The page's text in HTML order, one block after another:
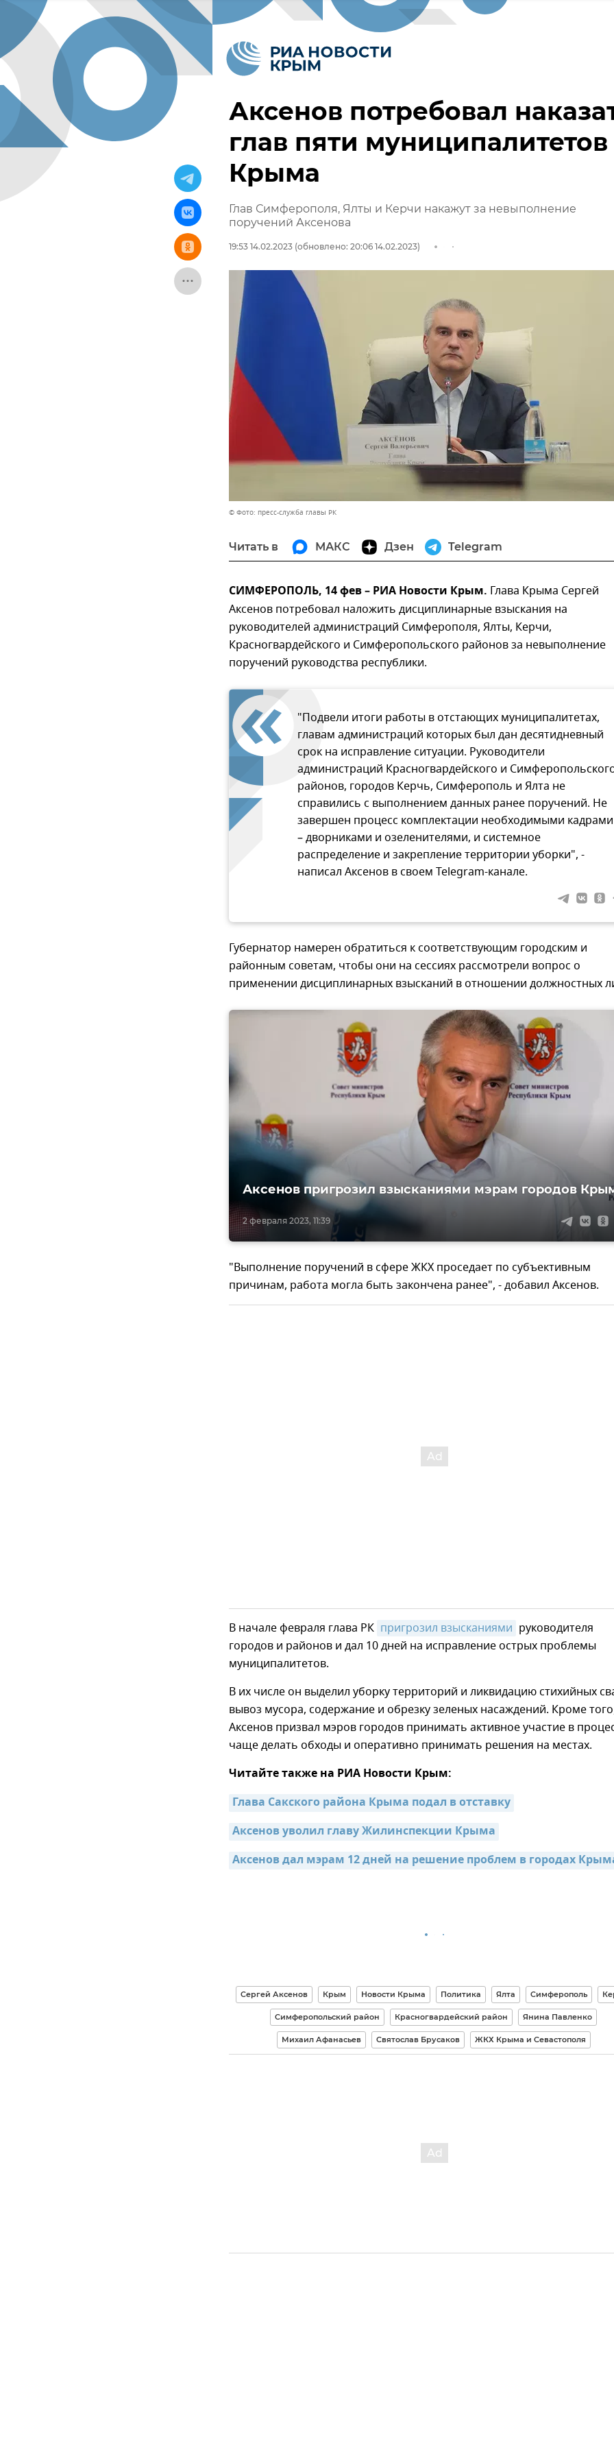
Аксенов потребовал
глав пяти муниципалитетов
Крыма
Глав Симферополя, Ялты и Керчи накажут за невыполнение
поручений Аксенова
19:53 14.02.2023 (обновлено: 20:06 14.02.2023)
© Фото: пресс-служба главы РК
Читать в МАКС Дзен Telegram
СИМФЕРОПОЛЬ, 14 фев – РИА Новости Крым. Глава Крыма Сергей
Аксенов потребовал наложить дисциплинарные взыскания на
руководителей администраций Симферополя, Ялты, Керчи,
Красногвардейского и Симферопольского районов за невыполнение
поручений руководства республики.
"Подвели итоги работы в отстающих муниципалитетах,
главам администраций которых был дан десятидневный
срок на исправление ситуации. Руководители
администраций Красногвардейского и
районов, городов Керчь, Симферополь и Ялта не
справились с выполнением данных ранее поручений. Не
завершен процесс комплектации необходимыми кадрами
– дворниками и озеленителями, и системное
распределение и закрепление территории уборки", -
написал Аксенов в своем Telegram-канале.
Губернатор намерен обратиться к соответствующим городским и
районным советам, чтобы они на сессиях рассмотрели вопрос о
применении дисциплинарных взысканий в отношении должностных
2 февраля 2023, 11:39
Аксенов пригрозил взысканиями мэрам городов
"Выполнение поручений в сфере ЖКХ проседает по субъективным
причинам, работа могла быть закончена ранее", - добавил Аксенов.
В начале февраля глава РК пригрозил взысканиями руководителя
городов и районов и дал 10 дней на исправление острых проблемы
муниципалитетов.
В их числе он выделил уборку территорий и ликвидацию стихийных
вывоз мусора, содержание и обрезку зеленых насаждений. Кроме
Аксенов призвал мэров городов принимать активное участие в
чаще делать обходы и оперативно принимать решения на местах.
Читайте также на РИА Новости Крым:
Глава Сакского района Крыма подал в отставку
Аксенов уволил главу Жилинспекции Крыма
Аксенов дал мэрам 12 дней на решение проблем в городах
Сергей Аксенов Крым Новости Крыма Политика Ялта Симферополь
Симферопольский район Красногвардейский район Янина Павленко
Михаил Афанасьев Святослав Брусаков ЖКХ Крыма и Севастополя